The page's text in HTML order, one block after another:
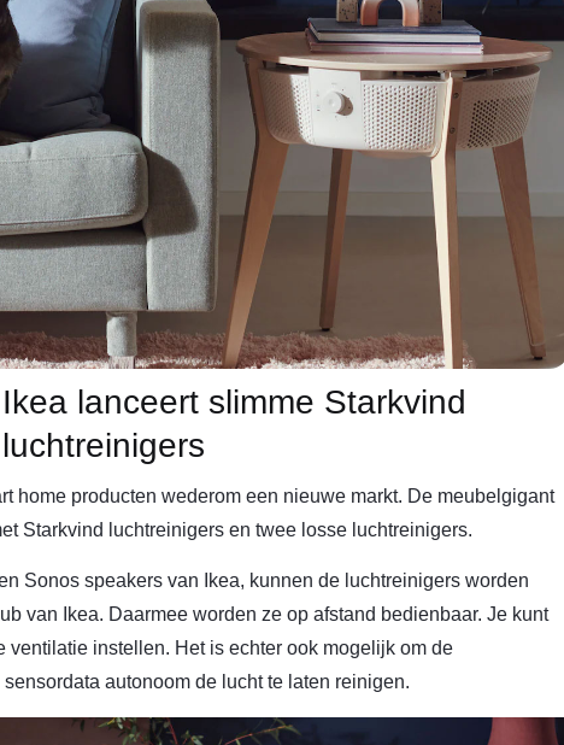
Ikea lanceert slimme Starkvind
luchtreinigers
home producten wederom een nieuwe markt. De meubelgigant
Starkvind luchtreinigers en twee losse luchtreinigers.
Sonos speakers van Ikea, kunnen de luchtreinigers worden
van Ikea. Daarmee worden ze op afstand bedienbaar. Je kunt
ventilatie instellen. Het is echter ook mogelijk om de
autonoom de lucht te laten reinigen.